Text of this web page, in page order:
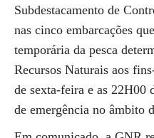
Subdestacamento de
nas cinco embarcações
temporária da pesca
Recursos Naturais aos
de sexta-feira e as 22H00
de emergência no âmbito